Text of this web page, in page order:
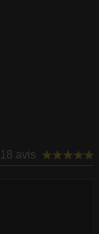
18 avis